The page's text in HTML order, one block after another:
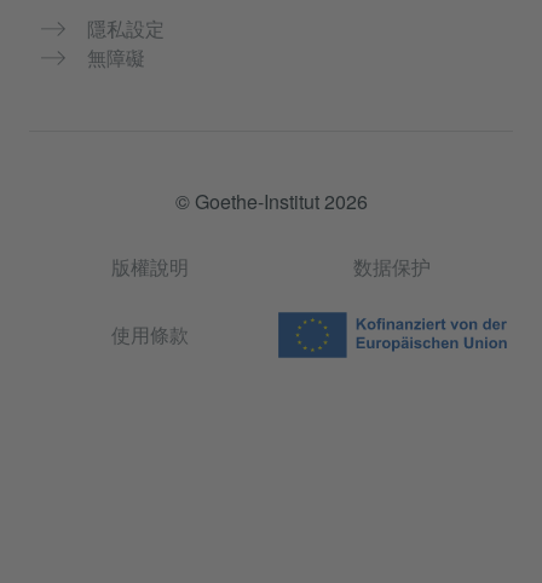
隱私設定
無障礙
© Goethe-Institut 2026
版權說明 数据保护
使用條款